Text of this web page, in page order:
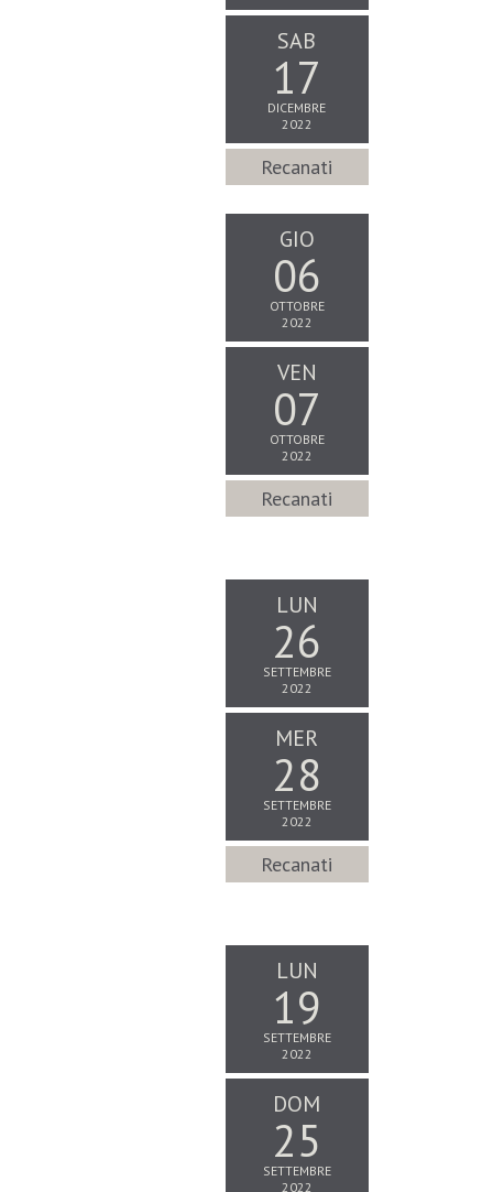
SAB
17
DICEMBRE
2022
Recanati
GIO
06
OTTOBRE
2022
VEN
07
OTTOBRE
2022
Recanati
LUN
26
SETTEMBRE
2022
MER
28
SETTEMBRE
2022
Recanati
LUN
19
SETTEMBRE
2022
DOM
25
SETTEMBRE
2022